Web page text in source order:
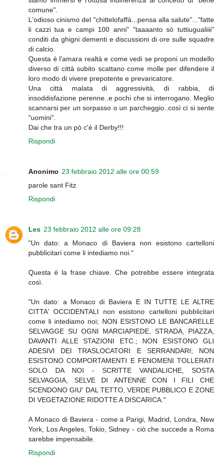
comune".
L'odioso cinismo del "chittelofaffà...pensa alla salute"..."fatte
li cazzi tua e campi 100 anni" "taaaanto sò tuttiugualiiii"
conditi da ghigni dementi e discussioni di ore sulle squadre
di calcio.
Questa è l'amara realtà e come vedi se proponi un modello
diverso di città subito scattano come molle per difendere il
loro modo di vivere prepotente e prevaricatore.
Una città malata di aggressività, di rabbia, di
insoddisfazione perenne..e pochi che si interrogano. Meglio
scannarsi per un sorpasso o un parcheggio..così ci si sente
"uomini".
Dai che tra un pò c'è il Derby!!!
Rispondi
Anonimo 23 febbraio 2012 alle ore 00:59
parole sant Fitz
Rispondi
Les 23 febbraio 2012 alle ore 09:28
"Un dato: a Monaco di Baviera non esistono cartelloni
pubblicitari come li intediamo noi."
Questa è la frase chiave. Che potrebbe essere integrata
così.
"Un dato: a Monaco di Baviera E IN TUTTE LE ALTRE
CITTA' OCCIDENTALI non esistono cartelloni pubblicitari
come li intediamo noi; NON ESISTONO LE BANCARELLE
SELVAGGE SU OGNI MARCIAPIEDE, STRADA, PIAZZA,
DAVANTI ALLE STAZIONI ETC.; NON ESISTONO GLI
ADESIVI DEI TRASLOCATORI E SERRANDARI; NON
ESISTONO COMPORTAMENTI E FENOMENI TOLLERATI
SOLO DA NOI - SCRITTE VANDALICHE, SOSTA
SELVAGGIA, SELVE DI ANTENNE CON I FILI CHE
SCENDONO GIU' DAL TETTO, VERDE PUBBLICO E ZONE
DI VEGETAZIONE RIDOTTE A DISCARICA."
A Monaco di Baviera - come a Parigi, Madrid, Londra, New
York, Los Angeles, Tokio, Sidney - ciò che succede a Roma
sarebbe impensabile.
Rispondi